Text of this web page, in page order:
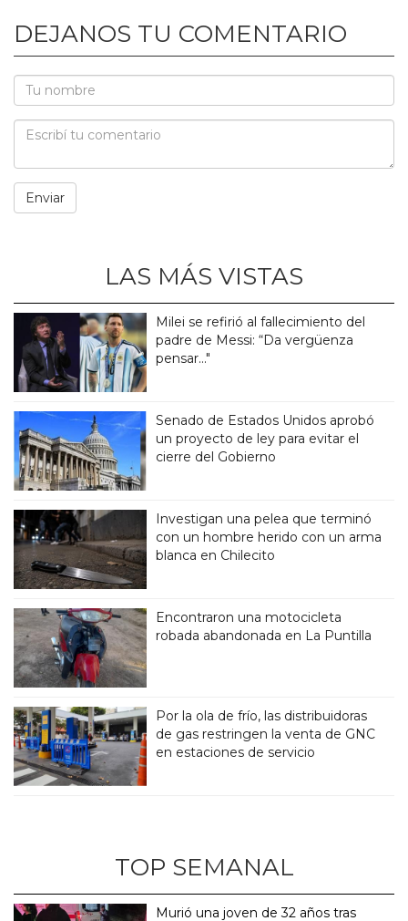
DEJANOS TU COMENTARIO
LAS MÁS VISTAS
Milei se refirió al fallecimiento del
padre de Messi: “Da vergüenza
pensar..."
Senado de Estados Unidos aprobó
un proyecto de ley para evitar el
cierre del Gobierno
Investigan una pelea que terminó
con un hombre herido con un arma
blanca en Chilecito
Encontraron una motocicleta
robada abandonada en La Puntilla
Por la ola de frío, las distribuidoras
de gas restringen la venta de GNC
en estaciones de servicio
TOP SEMANAL
Murió una joven de 32 años tras